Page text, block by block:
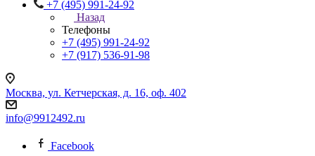
+7 (495) 991-24-92
Назад
Телефоны
+7 (495) 991-24-92
+7 (917) 536-91-98
Москва, ул. Кетчерская, д. 16, оф. 402
info@9912492.ru
Facebook